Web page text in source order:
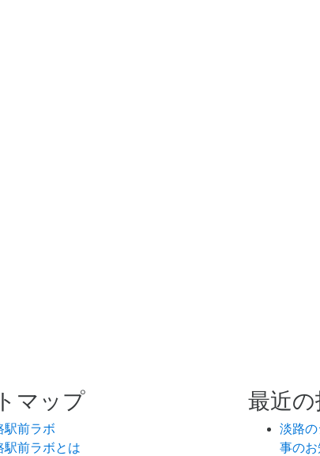
マップ
駅前ラボ
駅前ラボとは
最近の
淡路
事の